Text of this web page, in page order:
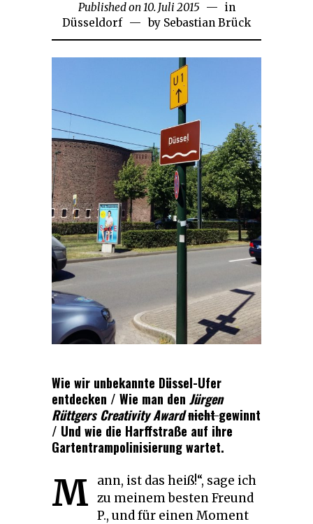
Published on10. Juli 201521.
November
2018
in
Düsseldorf
by Sebastian Brück
Wie wir unbekannte Düssel-Ufer
entdecken / Wie man den Jürgen
Rüttgers Creativity Awardnichtgewinnt
/ Und wie die Harffstraße auf ihre
Gartentrampolinisierung wartet.
M
ann, ist das heiß!“, sage ich
zu meinem besten Freund
P., und für einen Moment